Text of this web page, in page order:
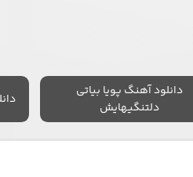
دانلود آهنگ پویا بیاتی
دلتنگیهایش